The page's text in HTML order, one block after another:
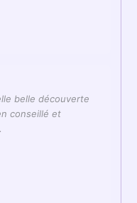
belle découverte
conseillé et